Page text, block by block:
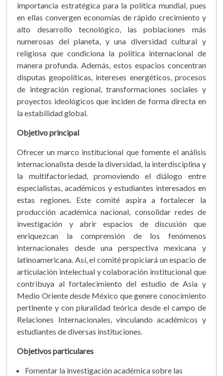
importancia estratégica para la política mundial, pues
en ellas convergen economías de rápido crecimiento y
alto desarrollo tecnológico, las poblaciones más
numerosas del planeta, y una diversidad cultural y
religiosa que condiciona la política internacional de
manera profunda. Además, estos espacios concentran
disputas geopolíticas, intereses energéticos, procesos
de integración regional, transformaciones sociales y
proyectos ideológicos que inciden de forma directa en
la estabilidad global.
Objetivo principal
Ofrecer un marco institucional que fomente el análisis
internacionalista desde la diversidad, la interdisciplina y
la multifactoriedad, promoviendo el diálogo entre
especialistas, académicos y estudiantes interesados en
estas regiones. Este comité aspira a fortalecer la
producción académica nacional, consolidar redes de
investigación y abrir espacios de discusión que
enriquezcan la comprensión de los fenómenos
internacionales desde una perspectiva mexicana y
latinoamericana. Así, el comité propiciará un espacio de
articulación intelectual y colaboración institucional que
contribuya al fortalecimiento del estudio de Asia y
Medio Oriente desde México que genere conocimiento
pertinente y con pluralidad teórica desde el campo de
Relaciones Internacionales, vinculando académicos y
estudiantes de diversas instituciones.
Objetivos particulares
Fomentar la investigación académica sobre las